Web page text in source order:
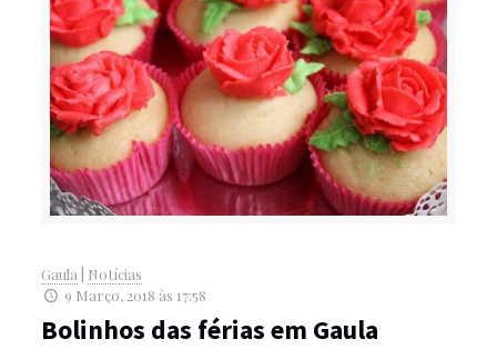
Gaula| Notícias
9 Março, 2018 às 17:58
Bolinhos das férias em Gaula